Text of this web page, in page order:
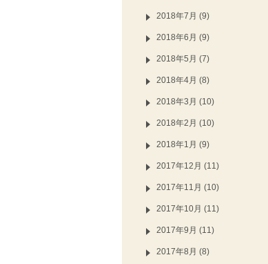
2018年7月 (9)
2018年6月 (9)
2018年5月 (7)
2018年4月 (8)
2018年3月 (10)
2018年2月 (10)
2018年1月 (9)
2017年12月 (11)
2017年11月 (10)
2017年10月 (11)
2017年9月 (11)
2017年8月 (8)